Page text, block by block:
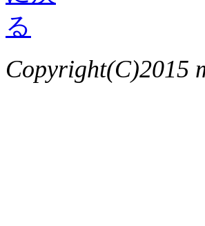
Copyright(C)2015